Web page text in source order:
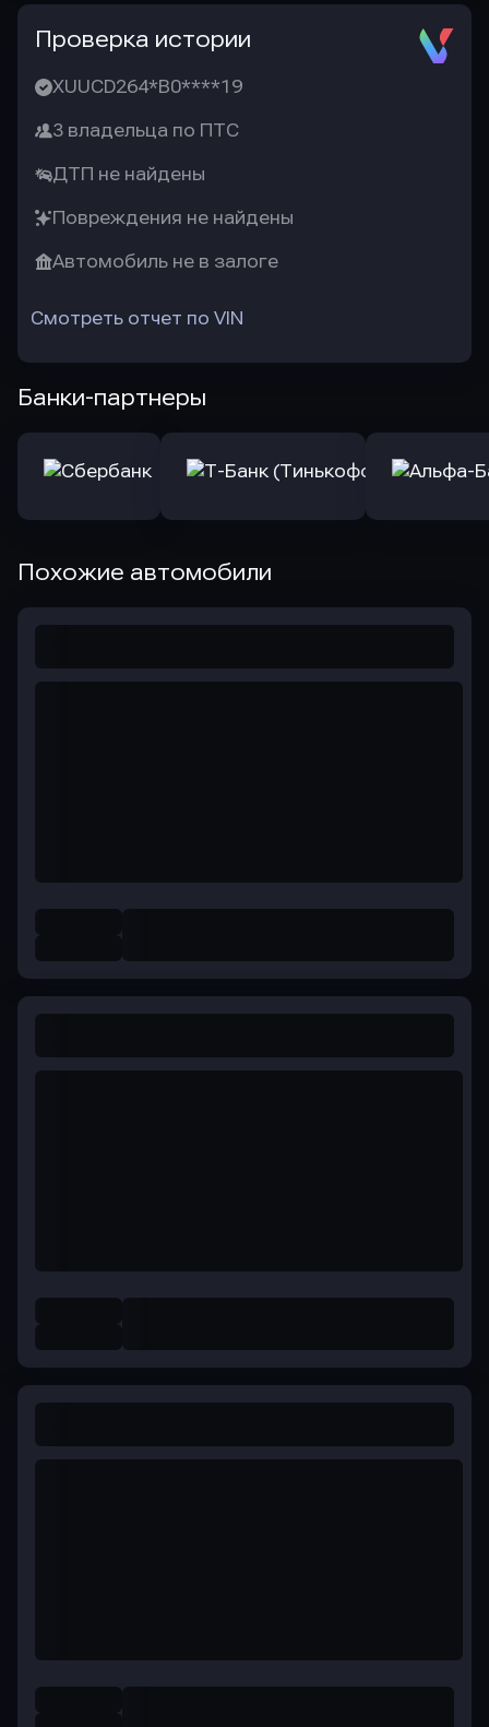
Проверка истории
XUUCD264*B0****19
3 владельца по ПТС
ДТП не найдены
Повреждения не найдены
Автомобиль не в залоге
Смотреть отчет по VIN
Банки-партнеры
Похожие автомобили